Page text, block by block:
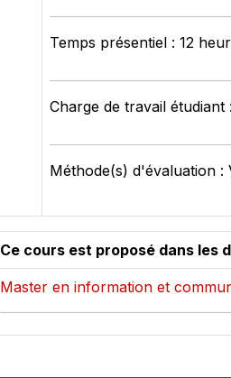
Temps présentiel : 12
Charge de travail étudiant
Méthode(s) d'évaluation :
Ce cours est proposé dans les
Master en information et